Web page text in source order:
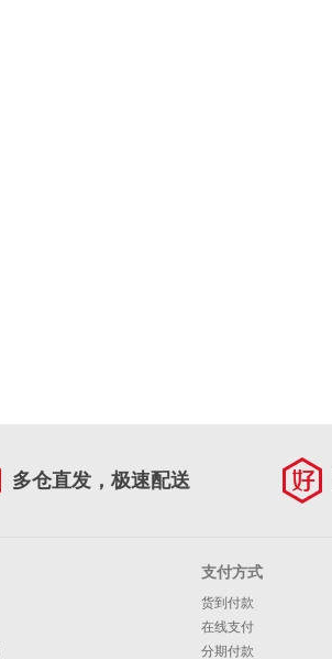
多仓直发，极速配送
支付方式
货到付款
在线支付
分期付款